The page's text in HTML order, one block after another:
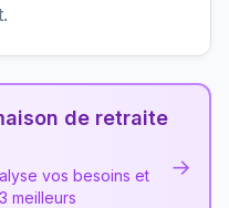
de retraite
vos besoins et
meilleurs
→